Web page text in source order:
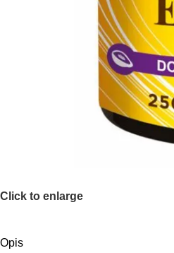
Click to enlarge
Opis